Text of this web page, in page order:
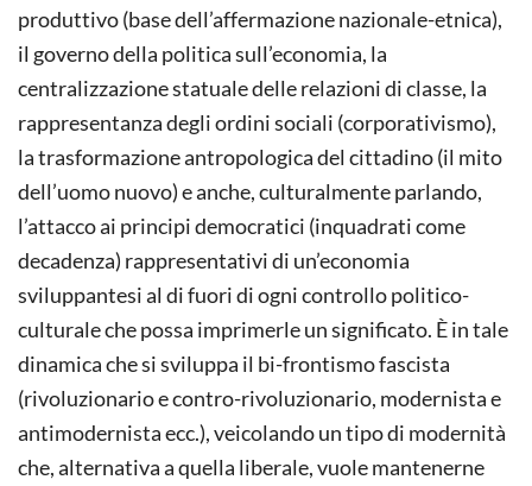
produttivo (base dell’affermazione nazionale-etnica),
il governo della politica sull’economia, la
centralizzazione statuale delle relazioni di classe, la
rappresentanza degli ordini sociali (corporativismo),
la trasformazione antropologica del cittadino (il mito
dell’uomo nuovo) e anche, culturalmente parlando,
l’attacco ai principi democratici (inquadrati come
decadenza) rappresentativi di un’economia
sviluppantesi al di fuori di ogni controllo politico-
culturale che possa imprimerle un significato. È in tale
dinamica che si sviluppa il bi-frontismo fascista
(rivoluzionario e contro-rivoluzionario, modernista e
antimodernista ecc.), veicolando un tipo di modernità
che, alternativa a quella liberale, vuole mantenerne